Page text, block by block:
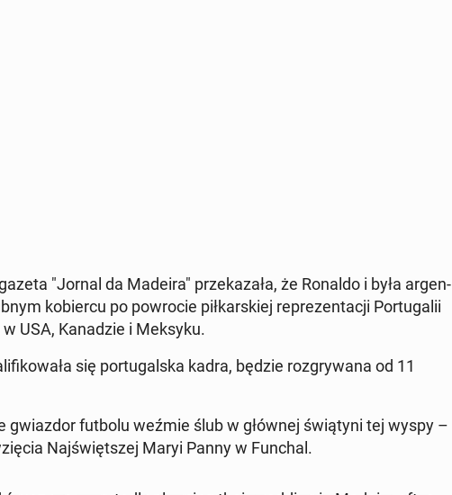
"Jornal da Madeira" prze­ka­za­ła, że Ronaldo i była ar­gen­
ko­bier­cu po po­wro­cie pił­kar­skiej re­pre­zen­ta­cji Por­tu­ga­lii
USA, Ka­na­dzie i Meksyku.
się por­tu­gal­ska kadra, będzie roz­gry­wa­na od 11
gwiaz­dor futbolu weźmie ślub w głównej świą­ty­ni tej wyspy –
Naj­święt­szej Maryi Panny w Funchal.